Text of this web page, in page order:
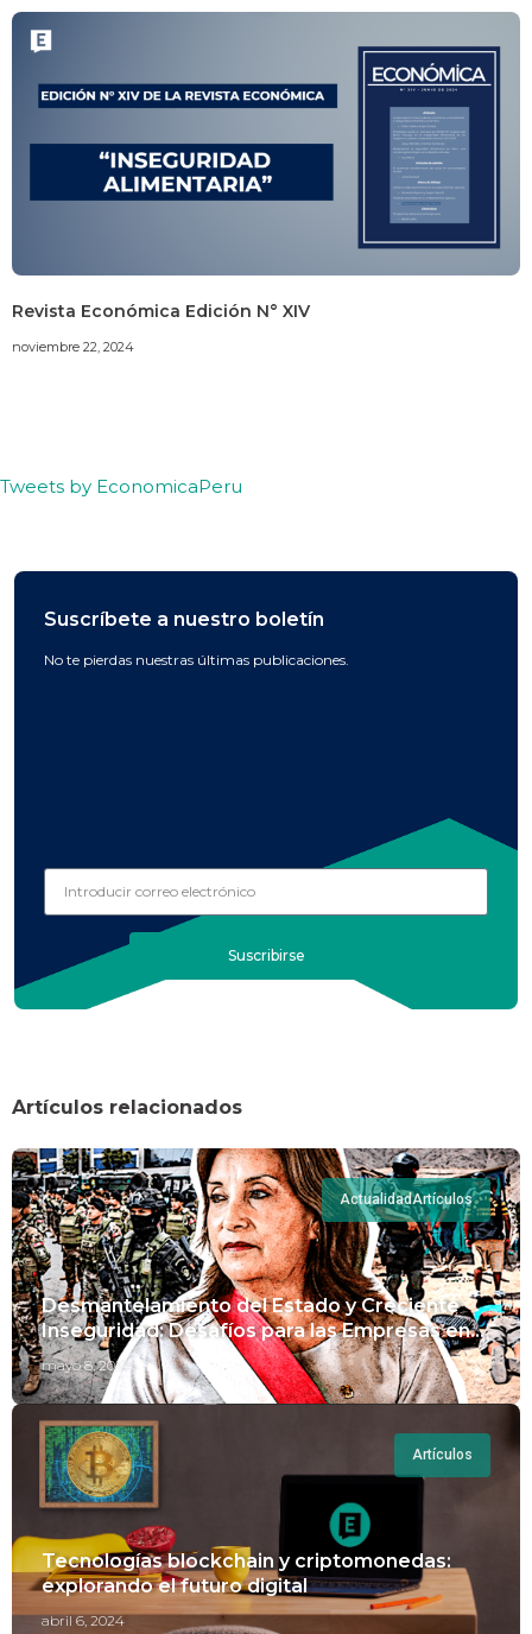
Revista Económica Edición N° XIV
noviembre 22, 2024
Tweets by EconomicaPeru
Suscríbete a nuestro boletín
No te pierdas nuestras últimas publicaciones.
Suscribirse
Artículos relacionados
ActualidadArtículos
Desmantelamiento del Estado y Creciente
Inseguridad: Desafíos para las Empresas en
Perú.
mayo 8, 2024
Artículos
Tecnologías blockchain y criptomonedas:
explorando el futuro digital
abril 6, 2024